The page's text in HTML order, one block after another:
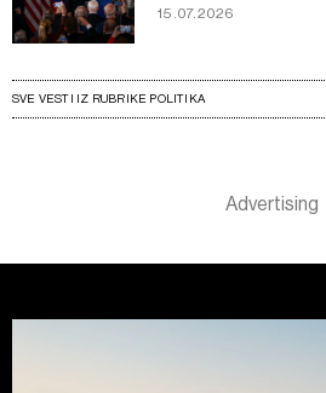
15.07.2026
SVE VESTI IZ RUBRIKE POLITIKA